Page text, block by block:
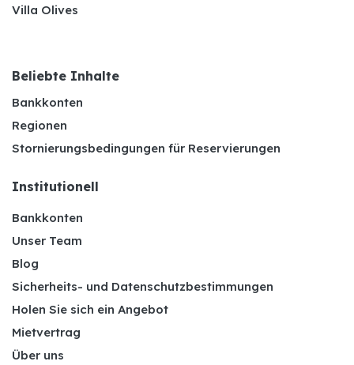
Villa Olives
Beliebte Inhalte
Bankkonten
Regionen
Stornierungsbedingungen für Reservierungen
Institutionell
Bankkonten
Unser Team
Blog
Sicherheits- und Datenschutzbestimmungen
Holen Sie sich ein Angebot
Mietvertrag
Über uns